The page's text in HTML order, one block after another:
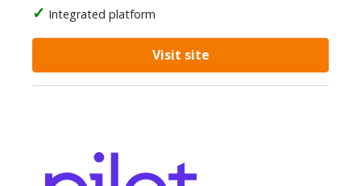
Integrated platform
Visit site